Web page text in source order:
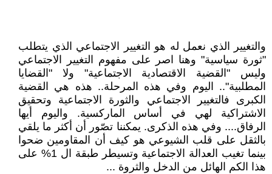
والتغيير الذي نعمل له هو التغيير الاجتماعي الذي يتطلب
"ثورة سياسية" وهنا اصر على مفهوم التغيير الاجتماعي
وليس "القضية الاقتصادية الاجتماعية" ولا "القضايا
المطلبية".. اليوم وفي هذه المرحلة.. هذه هي القضية
الكبرى فالتغيير الاجتماعي والثورة الاجتماعية وتحقيق
الاشتراكية لهي في أساس الماركسية. واليوم أيها
الرفاق.... وفي هذه الذكرى. يمكننا تصّور أن أكثر ما يلقي
بالثقل على قلب الشيوعي هو كيف أن المقاومين ضحوا
بينما تغيب العدالة الاجتماعية وتسيطر طبقة ال 1% على
هذا الكم الهائل من الدخل والثروة ...